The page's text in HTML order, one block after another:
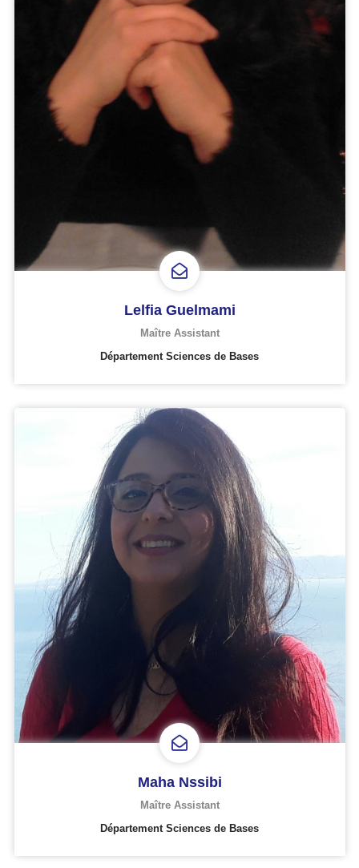
Lelfia Guelmami
Maître Assistant
Département Sciences de Bases
Maha Nssibi
Maître Assistant
Département Sciences de Bases